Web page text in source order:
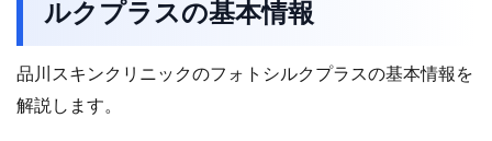
ルクプラスの基本情報
品川スキンクリニックのフォトシルクプラスの基本情報を
解説します。